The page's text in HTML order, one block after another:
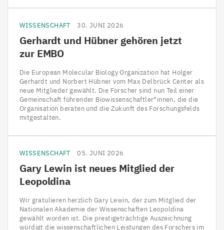
WISSENSCHAFT 30. JUNI 2026
Gerhardt und Hübner gehören jetzt
zur EMBO
Die European Molecular Biology Organization hat Holger
Gerhardt und Norbert Hübner vom Max Delbrück Center als
neue Mitglieder gewählt. Die Forscher sind nun Teil einer
Gemeinschaft führender Biowissenschaftler*innen, die die
Organisation beraten und die Zukunft des Forschungsfelds
mitgestalten.
WISSENSCHAFT 05. JUNI 2026
Gary Lewin ist neues Mitglied der
Leopoldina
Wir gratulieren herzlich Gary Lewin, der zum Mitglied der
Nationalen Akademie der Wissenschaften Leopoldina
gewählt worden ist. Die prestigeträchtige Auszeichnung
würdigt die wissenschaftlichen Leistungen des Forschers im